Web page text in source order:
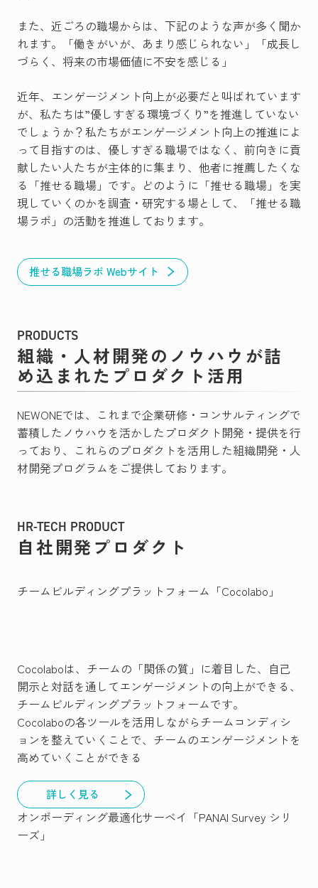
また、近ごろの職場からは、下記のような声が多く聞か
れます。「働きがいが、あまり感じられない」「成長し
づらく、将来の市場価値に不安を感じる」
近年、エンゲージメント向上が必要だと叫ばれています
が、私たちは”優しすぎる環境づくり”を推進していない
でしょうか？私たちがエンゲージメント向上の推進によ
って目指すのは、優しすぎる職場ではなく、前向きに貢
献したい人たちが主体的に集まり、他者に推薦したくな
る「推せる職場」です。どのように「推せる職場」を実
現していくのかを調査・研究する場として、「推せる職
場ラボ」の活動を推進しております。
推せる職場ラボ Webサイト
PRODUCTS
組織・人材開発のノウハウが詰
め込まれたプロダクト活用
NEWONEでは、これまで企業研修・コンサルティングで
蓄積したノウハウを活かしたプロダクト開発・提供を行
っており、これらのプロダクトを活用した組織開発・人
材開発プログラムをご提供しております。
HR-TECH PRODUCT
自社開発プロダクト
チームビルディングプラットフォーム「Cocolabo」
Cocolaboは、チームの「関係の質」に着目した、自己
開示と対話を通してエンゲージメントの向上ができる、
チームビルディングプラットフォームです。
Cocolaboの各ツールを活用しながらチームコンディシ
ョンを整えていくことで、チームのエンゲージメントを
高めていくことができる
詳しく見る
オンボーディング最適化サーベイ「PANAI Survey シリ
ーズ」